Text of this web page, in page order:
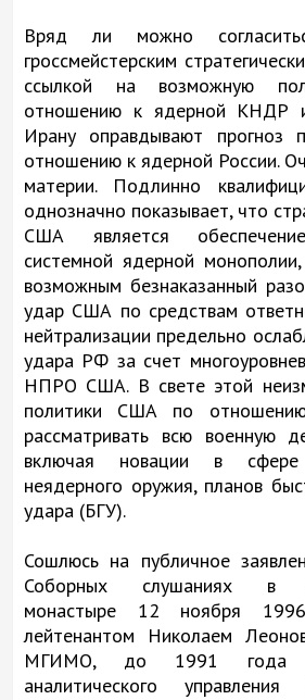
Вряд ли можно
гроссмейстерским
ссылкой на возможную
отношению к ядерной КНДР
Ирану оправдывают
отношению к ядерной России.
материи. Подлинно
однозначно показывает, что
США является
системной ядерной
возможным безнаказанный
удар США по средствам
нейтрализации предельно
удара РФ за счет
НПРО США. В свете этой
политики США по
рассматривать всю военную
включая новации в сфере
неядерного оружия, планов
удара (БГУ).
Сошлюсь на публичное
Соборных слушаниях в
монастыре 12 ноября
лейтенантом Николаем
МГИМО, до 1991 года –
аналитического